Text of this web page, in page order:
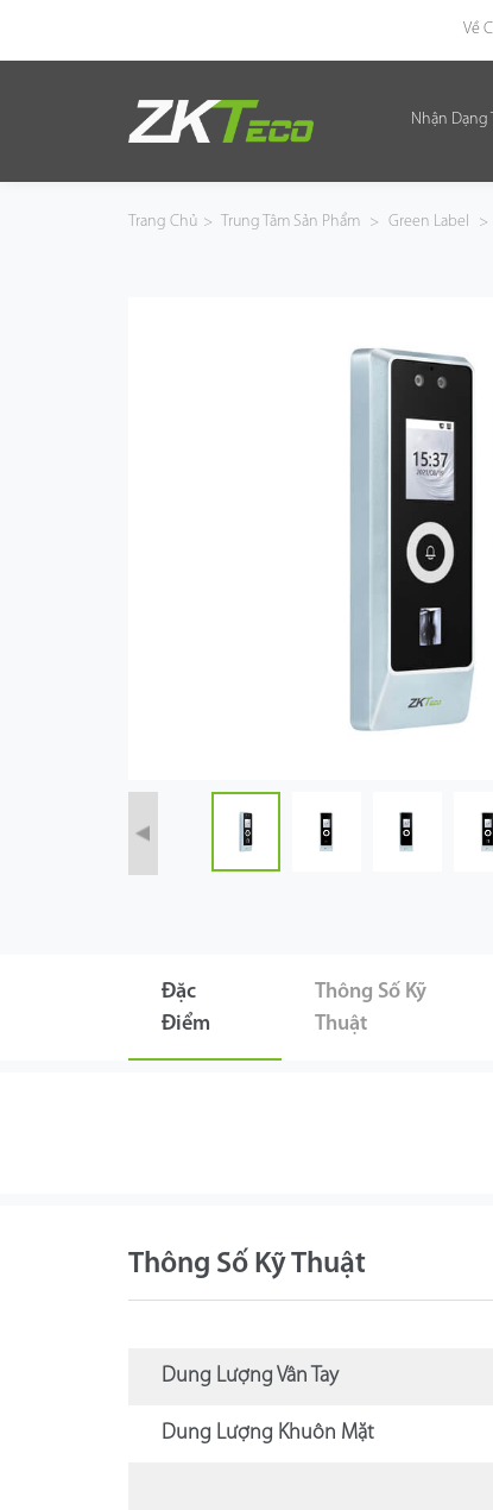
Về
Nhận
Kiểm Soát Lối Vào Thông Minh
Trang Chủ > Trung Tâm Sản Phẩm > Green Label >
Đặc
Điểm
Thông Số Kỹ
Thuật
Thông Số Kỹ Thuật
Dung Lượng Vân Tay
Dung Lượng Khuôn Mặt